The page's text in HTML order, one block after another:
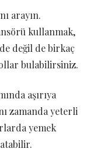
arayın.
kullanmak,
değil de birkaç
bulabilirsiniz.
aşırıya
zamanda yeterli
yemek